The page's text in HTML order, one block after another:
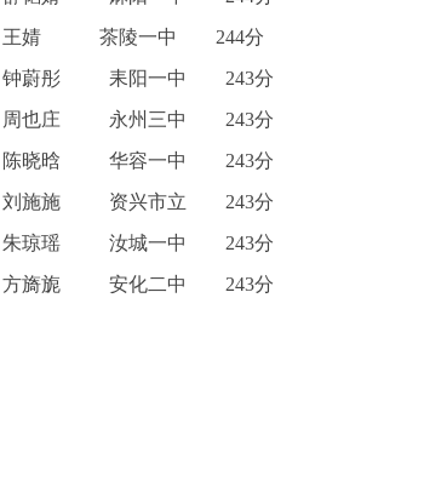
王婧 茶陵一中 244分
钟蔚彤 耒阳一中 243分
周也庄 永州三中 243分
陈晓晗 华容一中 243分
刘施施 资兴市立 243分
朱琼瑶 汝城一中 243分
方旖旎 安化二中 243分